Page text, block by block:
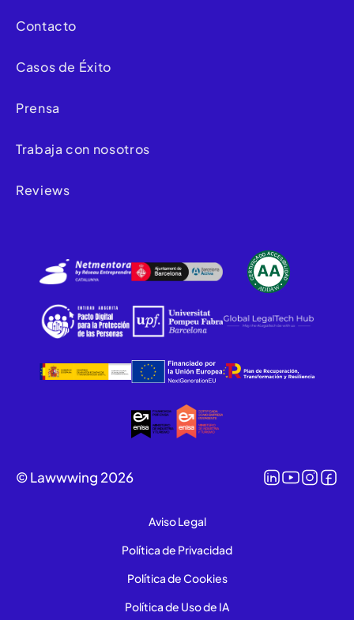
Contacto
Casos de Éxito
Prensa
Trabaja con nosotros
Reviews
© Lawwwing 2026
Aviso Legal
Política de Privacidad
Política de Cookies
Política de Uso de IA